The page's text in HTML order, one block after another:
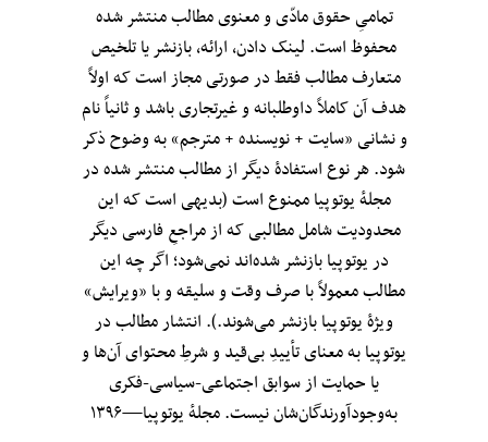
تمامیِ حقوق مادّی و معنوی مطالب منتشر شده
محفوظ است. لینک دادن، ارائه، بازنشر یا تلخیص
متعارف مطالب فقط در صورتی مجاز است که اولاً
هدف آن کاملاً داوطلبانه و غیرتجاری باشد و ثانیاً نام
و نشانی «سایت + نویسنده + مترجم» به وضوح ذکر
شود. هر نوع استفادهٔ دیگر از مطالب منتشر شده در
مجلهٔ یوتوپیا ممنوع است (بدیهی است که این
محدودیت شامل مطالبی که از مراجعِ فارسی دیگر
در یوتوپیا بازنشر شده‌اند نمی‌شود؛ اگر چه این
مطالب معمولاً با صرف وقت و سلیقه و با «ویرایش»
ویژهٔ یوتوپیا بازنشر می‌شوند.). انتشار مطالب در
یوتوپیا به معنای تأییدِ بی‌قید‌ و شرطِ محتوای آن‌ها و
یا حمایت از سوابق اجتماعی-سیاسی-فکری
به‌وجودآورندگان‌شان نیست. مجلهٔ یوتوپیا—۱۳۹۶